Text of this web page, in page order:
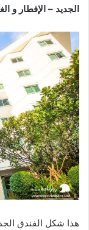
الجديد – الإفطار و
هذا شكل الفندق